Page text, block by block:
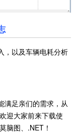
以及车辆电耗分析
满足亲们的需求，从
迎大家前来下载使
脑图、.NET！